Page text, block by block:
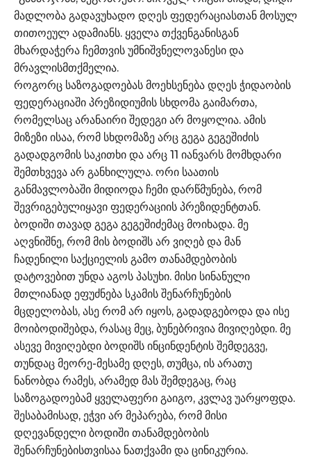
მადლობა გადავუხადო დღეს ფედერაციასთან მოსულ
თითოეულ ადამიანს. ყველა თქვენგანისგან
მხარდაჭერა ჩემთვის უმნიშვნელოვანესი და
მრავლისმთქმელია.
როგორც საზოგადოებას მოეხსენება დღეს ჭიდაობის
ფედერაციაში პრეზიდიუმის სხდომა გაიმართა,
რომელსაც არანაირი შედეგი არ მოყოლია. ამის
მიზეზი ისაა, რომ სხდომაზე არც გეგა გეგეშიძის
გადადგომის საკითხი და არც 11 იანვარს მომხდარი
შემთხვევა არ განხილულა. ორი საათის
განმავლობაში მიდიოდა ჩემი დარწმუნება, რომ
შევრიგებულიყავი ფედერაციის პრეზიდენტთან.
ბოდიში თავად გეგა გეგეშიძემაც მოიხადა. მე
აღვნიშნე, რომ მის ბოდიშს არ ვიღებ და მან
ჩადენილი საქციელის გამო თანამდებობის
დატოვებით უნდა აგოს პასუხი. მისი სინანული
მთლიანად ეფუძნება სკამის შენარჩუნების
მცდელობას, ასე რომ არ იყოს, გადადგებოდა და ისე
მოიბოდიშებდა, რასაც მეც, ბუნებრივია მივიღებდი. მე
ასევე მივიღებდი ბოდიშს ინცინდენტის შემდეგვე,
თუნდაც მეორე-მესამე დღეს, თუმცა, ის არათუ
ნანობდა რამეს, არამედ მას შემდეგაც, რაც
საზოგადოებამ ყველაფერი გაიგო, კვლავ უარყოფდა.
შესაბამისად, ეჭვი არ მეპარება, რომ მისი
დღევანდელი ბოდიში თანამდებობის
შენარჩუნებისთვისაა ნათქვამი და ცინიკურია.